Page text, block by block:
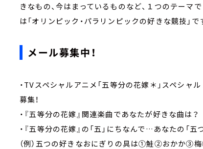
きなもの、今はまっているものなど、１つのテーマ
は「オリンピック・パラリンピックの好きな競技」で
メール募集中！
・TVスペシャルアニメ「五等分の花嫁＊」スペシ
募集！
・『五等分の花嫁』関連楽曲であなたが好きな曲は？
・『五等分の花嫁』の「五」にちなんで…あなたの「
（例）五つの好きなおにぎりの具は①鮭②おかか③